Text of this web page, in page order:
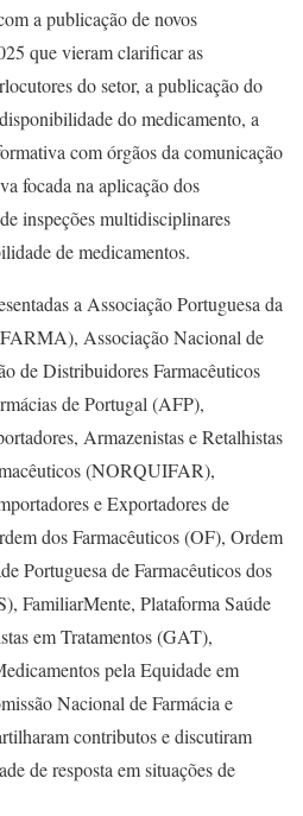
a publicação de novos
que vieram clarificar as
do setor, a publicação do
do medicamento, a
com órgãos da comunicação
focada na aplicação dos
inspeções multidisciplinares
de medicamentos.
a Associação Portuguesa da
Associação Nacional de
de Distribuidores Farmacêuticos
de Portugal (AFP),
Armazenistas e Retalhistas
(NORQUIFAR),
e Exportadores de
dos Farmacêuticos (OF), Ordem
Portuguesa de Farmacêuticos dos
FamiliarMente, Plataforma Saúde
em Tratamentos (GAT),
pela Equidade em
Nacional de Farmácia e
contributos e discutiram
de resposta em situações de